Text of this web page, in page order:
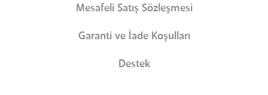
Mesafeli Satış Sözleşmesi
Garanti ve İade Koşulları
Destek